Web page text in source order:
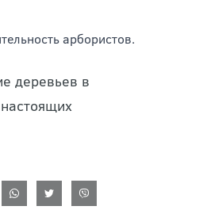
арбористов.
деревьев в